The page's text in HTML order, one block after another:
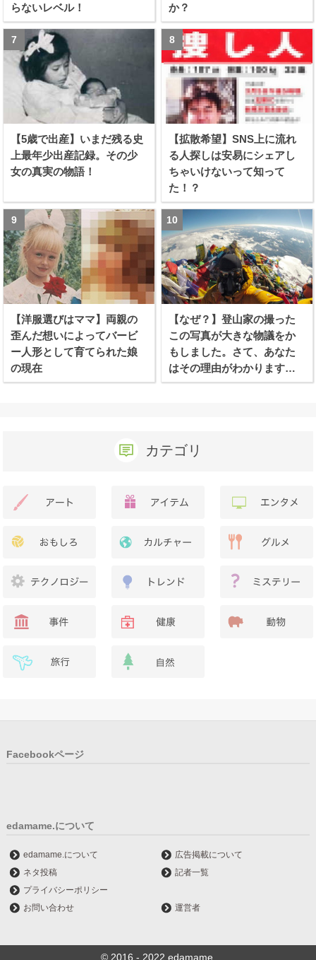
らないレベル！
か？
【5歳で出産】いまだ残る史
上最年少出産記録。その少
女の真実の物語！
【拡散希望】SNS上に流れ
る人探しは安易にシェアし
ちゃいけないって知って
た！？
【洋服選びはママ】両親の
歪んだ想いによってバービ
ー人形として育てられた娘
の現在
【なぜ？】登山家の撮った
この写真が大きな物議をか
もしました。さて、あなた
はその理由がわかります
か？
カテゴリ
Facebookページ
edamame.について
edamame.について
広告掲載について
ネタ投稿
記者一覧
プライバシーポリシー
お問い合わせ
運営者
© 2016 - 2022 edamame.